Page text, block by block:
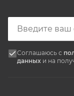
Соглашаюсь с
данных и на